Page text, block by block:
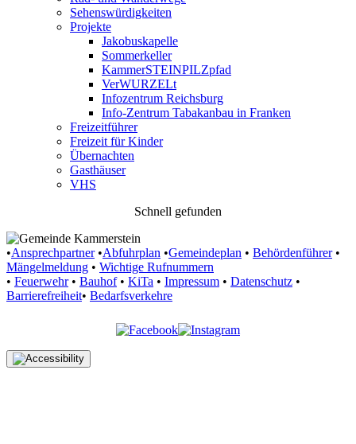
Sehenswürdigkeiten
Projekte
Jakobuskapelle
Sommerkeller
KammerSTEINPILZpfad
VerWURZELt
Infozentrum Reichsburg
Info-Zentrum Tabakanbau in Franken
Freizeitführer
Freizeit für Kinder
Übernachten
Gasthäuser
VHS
Schnell gefunden
•Ansprechpartner •Abfuhrplan •Gemeindeplan • Behördenführer •
Mängelmeldung • Wichtige Rufnummern
• Feuerwehr • Bauhof • KiTa • Impressum • Datenschutz •
Barrierefreiheit• Bedarfsverkehre